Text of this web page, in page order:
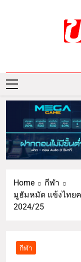
ดาร
Home
กีฬา
มูฮัมหมัด แข้งไทย
2024/25
กีฬา